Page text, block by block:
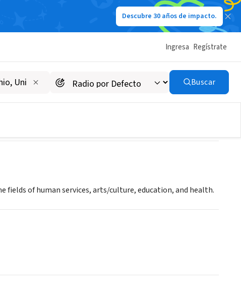
Descubre 30 años de impacto.
Ingresa Regístrate
Buscar
fields of human services, arts/culture, education, and health.